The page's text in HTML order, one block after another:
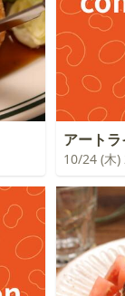
アートラ
10/24 (木